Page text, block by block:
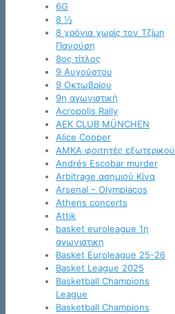
6G
8 ½
8 χρόνια χωρίς τον Τζίμη
Πανούση
8ος τίτλος
9 Αυγούστου
9 Οκτωβρίου
9η αγωνιστική
Acropolis Rally
AEK CLUB MÜNCHEN
Alice Cooper
AMKA φοιτητές εξωτερικού
Andrés Escobar murder
Arbitrage ασημιού Κίνα
Arsenal – Olympiacos
Athens concerts
Attik
basket euroleague 1η
αγωνιστικη
Basket Euroleague 25-26
Basket League 2025
Basketball Champions
League
Basketball Champions